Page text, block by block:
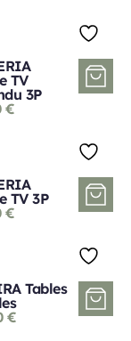
TV
3P
€
TV 3P
€
Tables
€